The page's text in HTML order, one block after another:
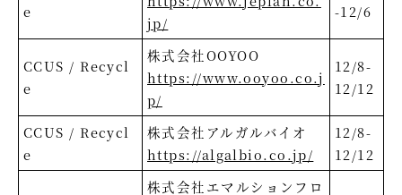
e
jp/
-12/6
CCUS / Recycl
e
株式会社OOYOO
https://www.ooyoo.co.j
p/
12/8-
12/12
CCUS / Recycl
e
株式会社アルガルバイオ
https://algalbio.co.jp/
12/8-
12/12
株式会社エマルションフロ